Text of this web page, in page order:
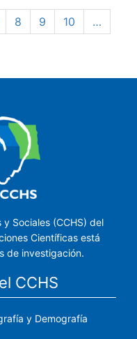
Page
8 Page
9 Page
10
…
y Sociales (CCHS) del
Científicas está
de investigación.
CCHS
y Demografía